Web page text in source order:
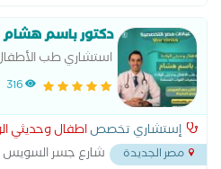
دكتور باسم هشام
استشاري طب
316
إستشاري تخصصاطفال وحديثي
مصر الجديدة شارع جسر السويس